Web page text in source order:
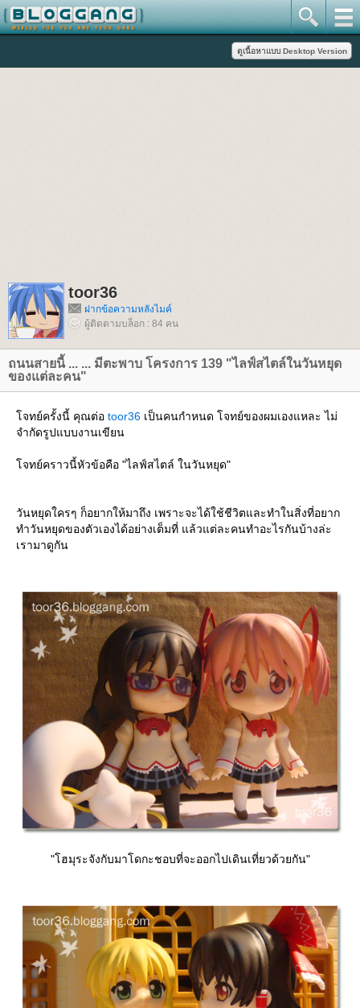
toor36
ฝากข้อความหลังไมค์
ผู้ติดตามบล็อก : 84 คน
ถนนสายนี้ ... ... มีตะพาบ โครงการ 139 "ไลฟ์สไตล์ในวันหยุด
ของแต่ละคน"
จทย์ครั้งนี้ คุณต่อ toor36 เป็นคนกำหนด โจทย์ของผมเองแหละ ไม่
จำกัดรูปแบบงานเขียน
จทย์คราวนี้หัวข้อคือ "ไลฟ์สไตล์ ในวันหยุด"
วันหยุดใครๆ ก็อยากให้มาถึง เพราะจะได้ใช้ชีวิตและทำในสิ่งที่อยาก
ทำวันหยุดของตัวเองได้อย่างเต็มที่ แล้วแต่ละคนทำอะไรกันบ้างล่ะ
เรามาดูกัน
"โฮมุระจังกับมาโดกะชอบที่จะออกไปเดินเที่ยวด้วยกัน"